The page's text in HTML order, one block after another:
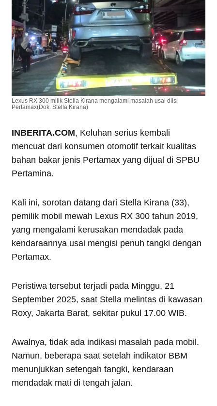
Lexus RX 300 milik Stella Kirana mengalami masalah usai diisi
Pertamax(Dok. Stella Kirana)
INBERITA.COM, Keluhan serius kembali
mencuat dari konsumen otomotif terkait kualitas
bahan bakar jenis Pertamax yang dijual di SPBU
Pertamina.
Kali ini, sorotan datang dari Stella Kirana (33),
pemilik mobil mewah Lexus RX 300 tahun 2019,
yang mengalami kerusakan mendadak pada
kendaraannya usai mengisi penuh tangki dengan
Pertamax.
Peristiwa tersebut terjadi pada Minggu, 21
September 2025, saat Stella melintas di kawasan
Roxy, Jakarta Barat, sekitar pukul 17.00 WIB.
Awalnya, tidak ada indikasi masalah pada mobil.
Namun, beberapa saat setelah indikator BBM
menunjukkan setengah tangki, kendaraan
mendadak mati di tengah jalan.